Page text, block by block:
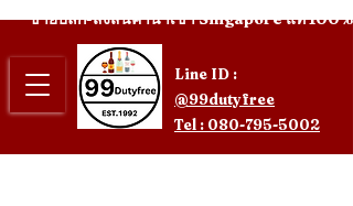
Line ID :
@99dutyfree
Tel : 080-795-5002
ขายปลีก-ส่งสินค้านำเข้า Singapore แท้ 100%